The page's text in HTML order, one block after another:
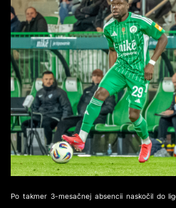
Po takmer 3-mesačnej absencii naskočil do